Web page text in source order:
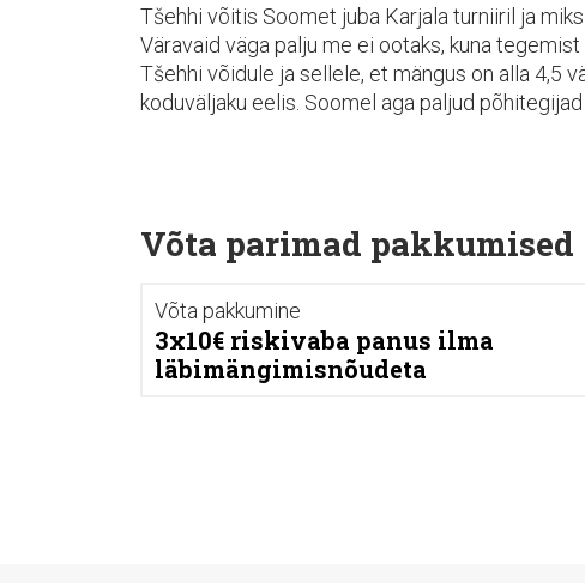
Tšehhi võitis Soomet juba Karjala turniiril ja
Väravaid väga palju me ei ootaks, kuna
Tšehhi võidule ja sellele, et mängus on alla 4,5
koduväljaku eelis. Soomel aga paljud põhitegijad
Võta parimad pakkumised
Võta pakkumine
3x10€ riskivaba panus ilma
läbimängimisnõudeta